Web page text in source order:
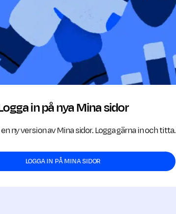
in på nya Mina sidor
ny version av Mina sidor. Logga gärna in och titta.
LOGGA IN PÅ MINA SIDOR